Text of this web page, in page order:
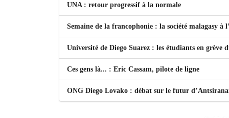
UNA : retour progressif à la normale
Semaine de la francophonie : la société malagasy à
Université de Diego Suarez : les étudiants en grève
Ces gens là... : Eric Cassam, pilote de ligne
ONG Diego Lovako : débat sur le futur